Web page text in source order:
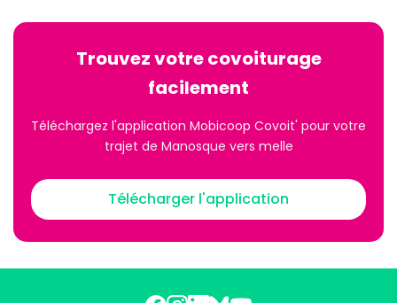
Trouvez votre covoiturage
facilement
Téléchargez l'application Mobicoop Covoit' pour votre
trajet de Manosque vers melle
Télécharger l'application